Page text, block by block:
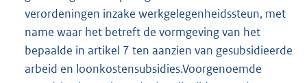
verordeningen inzake werkgelegenheidssteun, met
name waar het betreft de vormgeving van het
bepaalde in artikel 7 ten aanzien van gesubsidieerde
arbeid en loonkostensubsidies.Voorgenoemde